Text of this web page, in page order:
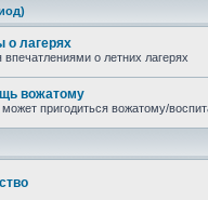
о лагерях
впечатлениями о летних лагерях
вожатому
может пригодиться вожатому/